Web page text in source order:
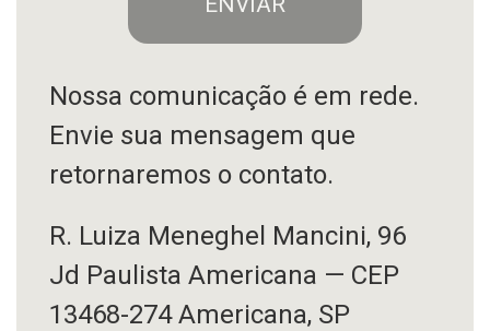
Nossa comunicação é em rede.
Envie sua mensagem que
retornaremos o contato.
R. Luiza Meneghel Mancini, 96
Jd Paulista Americana — CEP
13468-274Americana, SP